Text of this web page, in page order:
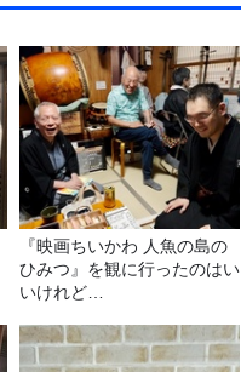
『映画ちいかわ 人魚の島の
ひみつ』を観に行ったのはい
いけれど…